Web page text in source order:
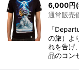
6,000円
通常販売
「
の旅）よ
れを告げ
品のコン